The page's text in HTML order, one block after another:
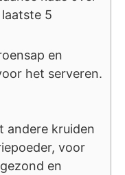
5
en
het serveren.
andere kruiden
voor
en